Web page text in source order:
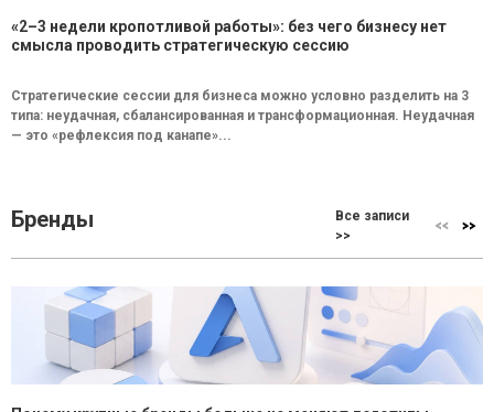
«2–3 недели кропотливой работы»: без чего бизнесу нет
смысла проводить стратегическую сессию
Стратегические сессии для бизнеса можно условно разделить на 3
типа: неудачная, сбалансированная и трансформационная. Неудачная
— это «рефлексия под канапе»...
Бренды
Все записи
>>